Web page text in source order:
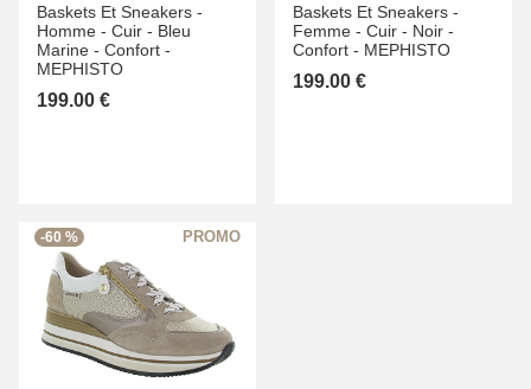
Baskets Et Sneakers -
Homme - Cuir - Bleu
Marine - Confort -
MEPHISTO
199.00 €
Baskets Et Sneakers -
Femme - Cuir - Noir -
Confort - MEPHISTO
199.00 €
-60 %